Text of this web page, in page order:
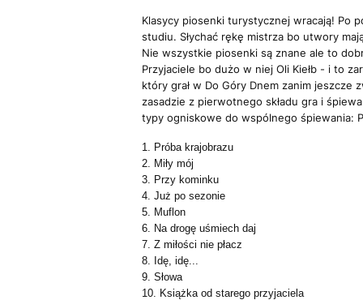
Klasycy piosenki turystycznej wracają! Po
studiu. Słychać rękę mistrza bo utwory
Nie wszystkie piosenki są znane ale to
Przyjaciele bo dużo w niej Oli Kiełb - i to
który grał w Do Góry Dnem zanim jeszcze
zasadzie z pierwotnego składu gra i
typy ogniskowe do wspólnego śpiewania:
1. Próba krajobrazu
2. Miły mój
3. Przy kominku
4. Już po sezonie
5. Muflon
6. Na drogę uśmiech daj
7. Z miłości nie płacz
8. Idę, idę...
9. Słowa
10. Książka od starego przyjaciela